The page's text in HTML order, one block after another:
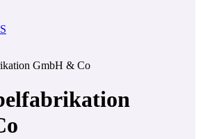
GmbH & Co